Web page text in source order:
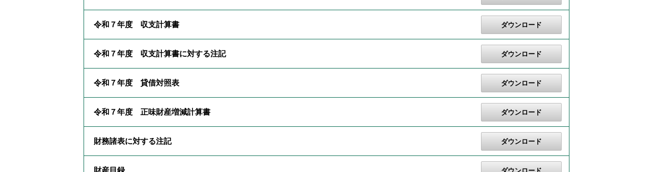
令和７年度 収支計算書 ダウンロード
令和７年度 収支計算書に対する注記 ダウンロード
令和７年度 貸借対照表 ダウンロード
令和７年度 正味財産増減計算書 ダウンロード
財務諸表に対する注記 ダウンロード
財産目録 ダウンロード